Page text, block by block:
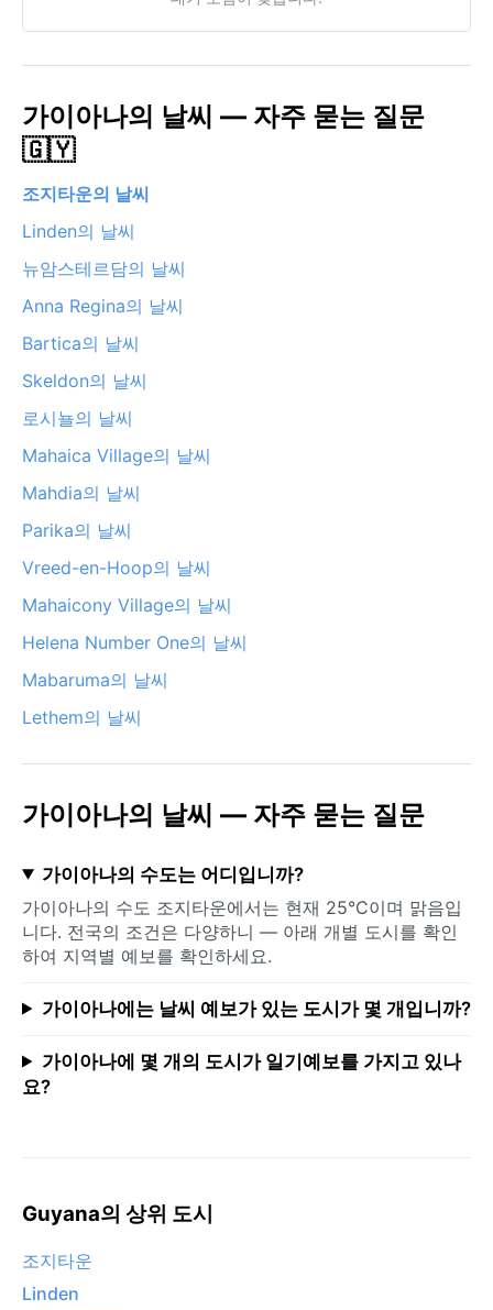
가이아나의 날씨 — 자주 묻는 질문
🇬🇾
조지타운의 날씨
Linden의 날씨
뉴암스테르담의 날씨
Anna Regina의 날씨
Bartica의 날씨
Skeldon의 날씨
로시뇰의 날씨
Mahaica Village의 날씨
Mahdia의 날씨
Parika의 날씨
Vreed-en-Hoop의 날씨
Mahaicony Village의 날씨
Helena Number One의 날씨
Mabaruma의 날씨
Lethem의 날씨
가이아나의 날씨 — 자주 묻는 질문
가이아나의 수도는 어디입니까?
가이아나의 수도 조지타운에서는 현재 25°C이며 맑음입
니다. 전국의 조건은 다양하니 — 아래 개별 도시를 확인
하여 지역별 예보를 확인하세요.
가이아나에는 날씨 예보가 있는 도시가 몇 개입니까?
가이아나에 몇 개의 도시가 일기예보를 가지고 있나
요?
Guyana의 상위 도시
조지타운
Linden